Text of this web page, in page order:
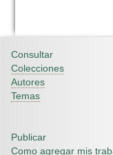
Consultar
Colecciones
Autores
Temas
Publicar
Como agregar mis